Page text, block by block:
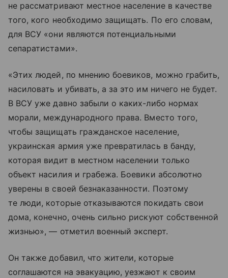
не рассматривают местное население в качестве
того, кого необходимо защищать. По его словам,
для ВСУ «они являются потенциальными
сепаратистами».
«Этих людей, по мнению боевиков, можно грабить,
насиловать и убивать, а за это им ничего не будет.
В ВСУ уже давно забыли о каких-либо нормах
морали, международного права. Вместо того,
чтобы защищать гражданское население,
украинская армия уже превратилась в банду,
которая видит в местном населении только
объект насилия и грабежа. Боевики абсолютно
уверены в своей безнаказанности. Поэтому
те люди, которые отказываются покидать свои
дома, конечно, очень сильно рискуют собственной
жизнью», — отметил военный эксперт.
Он также добавил, что жители, которые
соглашаются на эвакуацию, уезжают к своим